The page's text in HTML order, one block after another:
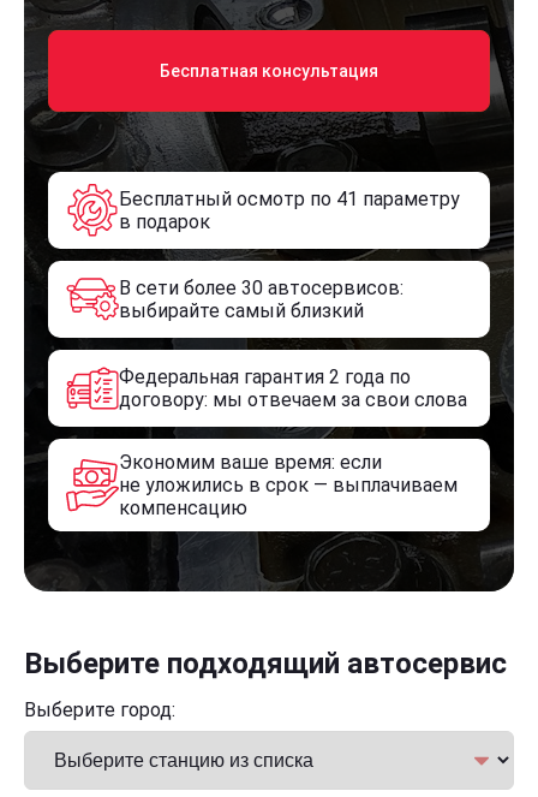
Бесплатная консультация
Бесплатный осмотр по 41 параметру
в подарок
В сети более 30 автосервисов:
выбирайте самый близкий
Федеральная гарантия 2 года по
договору: мы отвечаем за свои слова
Экономим ваше время: если
не уложились в срок — выплачиваем
компенсацию
Выберите подходящий автосервис
Выберите город: